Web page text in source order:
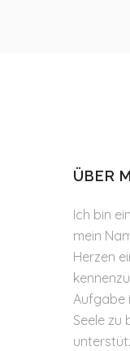
ÜBER
Ich bin
mein
Herzen
Aufgabe
Seele zu